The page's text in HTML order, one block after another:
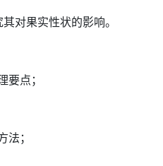
对果实性状的影响。
要点；
法；